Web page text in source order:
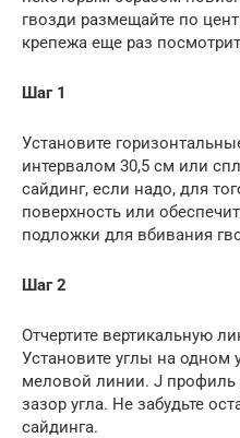
гвозди размещайте по
крепежа еще раз
Шаг 1
Установите
интервалом 30,5 см или
сайдинг, если надо, для
поверхность или
подложки для вбивания
Шаг 2
Отчертите вертикальную
Установите углы на одном
меловой линии. J
зазор угла. Не забудьте
сайдинга.